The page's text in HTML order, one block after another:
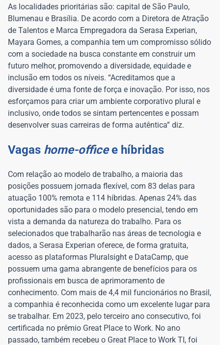
As localidades prioritárias são: capital de São Paulo,
Blumenau e Brasília. De acordo com a Diretora de Atração
de Talentos e Marca Empregadora da Serasa Experian,
Mayara Gomes, a companhia tem um compromisso sólido
com a sociedade na busca constante em construir um
futuro melhor, promovendo a diversidade, equidade e
inclusão em todos os níveis. “Acreditamos que a
diversidade é uma fonte de força e inovação. Por isso, nos
esforçamos para criar um ambiente corporativo plural e
inclusivo, onde todos se sintam pertencentes e possam
desenvolver suas carreiras de forma autêntica” diz.
Vagas home-officee híbridas
Com relação ao modelo de trabalho, a maioria das
posições possuem jornada flexível, com 83 delas para
atuação 100% remota e 114 híbridas. Apenas 24% das
oportunidades são para o modelo presencial, tendo em
vista a demanda da natureza do trabalho. Para os
selecionados que trabalharão nas áreas de tecnologia e
dados, a Serasa Experian oferece, de forma gratuita,
acesso as plataformas Pluralsight e DataCamp, que
possuem uma gama abrangente de benefícios para os
profissionais em busca de aprimoramento de
conhecimento. Com mais de 4,4 mil funcionários no Brasil,
a companhia é reconhecida como um excelente lugar para
se trabalhar. Em 2023, pelo terceiro ano consecutivo, foi
certificada no prêmio Great Place to Work. No ano
passado, também recebeu o Great Place to Work TI, foi